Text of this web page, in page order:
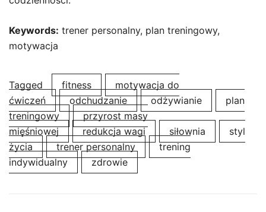
Keywords: trener personalny, plan treningowy,
motywacja
Tagged fitness
motywacja do
ćwiczeń
odchudzanie odżywianie
plan
treningowy
przyrost masy
mięśniowej
redukcja wagi siłownia
styl
życia
trener personalny
trening
indywidualny
zdrowie